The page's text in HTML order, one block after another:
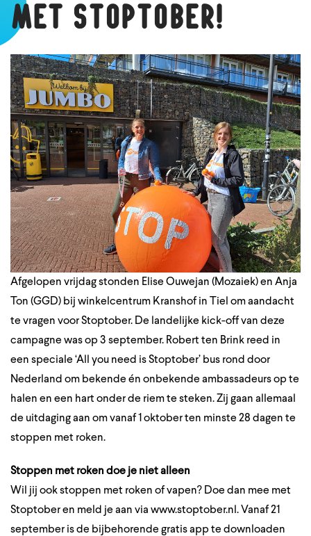
met Stoptober!
Afgelopen vrijdag stonden Elise Ouwejan (Mozaiek) en Anja
Ton (GGD) bij winkelcentrum Kranshof in Tiel om aandacht
te vragen voor Stoptober. De landelijke kick-off van deze
campagne was op 3 september. Robert ten Brink reed in
een speciale ‘All you need is Stoptober’ bus rond door
Nederland om bekende én onbekende ambassadeurs op te
halen en een hart onder de riem te steken. Zij gaan allemaal
de uitdaging aan om vanaf 1 oktober ten minste 28 dagen te
stoppen met roken.
Stoppen met roken doe je niet alleen
Wil jij ook stoppen met roken of vapen? Doe dan mee met
Stoptober en meld je aan via www.stoptober.nl . Vanaf 21
september is de bijbehorende gratis app te downloaden